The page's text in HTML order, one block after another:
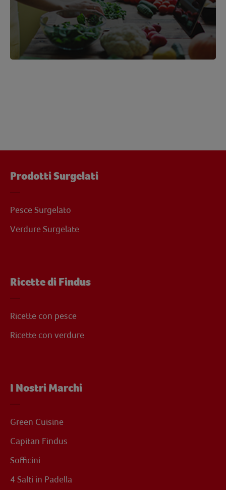
Prodotti Surgelati
Pesce Surgelato
Verdure Surgelate
Ricette di Findus
Ricette con pesce
Ricette con verdure
I Nostri Marchi
Green Cuisine
Capitan Findus
Sofficini
4 Salti in Padella